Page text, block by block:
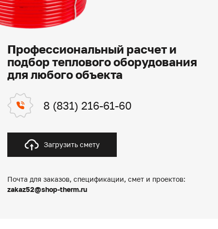
Профессиональный расчет и
подбор теплового оборудования
для любого объекта
8 (831) 216-61-60
Загрузить смету
Почта для заказов, спецификации, смет и проектов:
zakaz52@shop-therm.ru